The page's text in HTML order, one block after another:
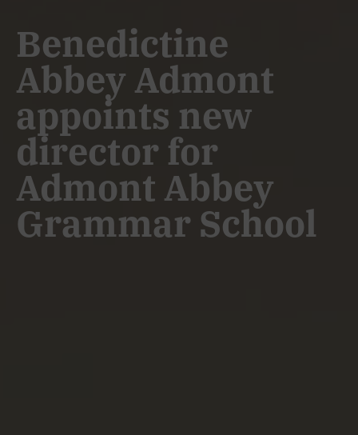
Benedictine
Abbey Admont
appoints new
director for
Admont Abbey
Grammar School